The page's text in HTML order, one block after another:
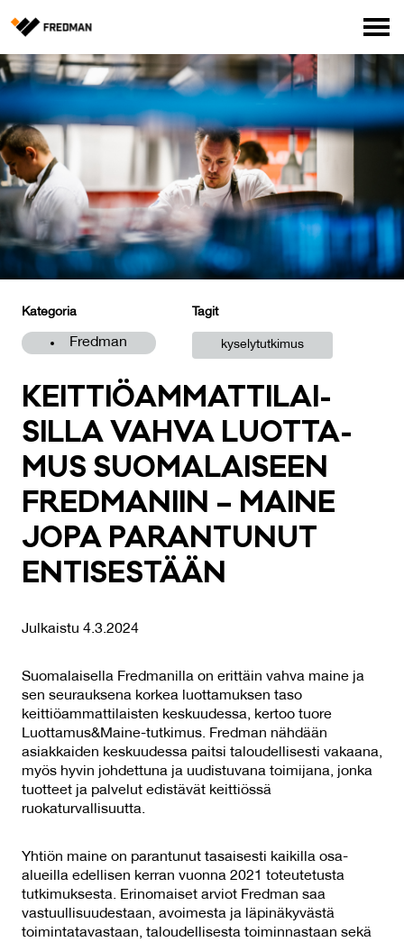
Media
Tehtaanmyymälä
Verkkokauppa ammattilaisille
Hae
English
Kategoria
Fredman
Tagit
kyselytutkimus
KEIT­TIÖAM­MAT­TI­LAI­
SIL­LA VAH­VA LUOT­TA­
MUS SUO­MA­LAI­SEEN
FRED­MA­NIIN – MAI­NE
JO­PA PA­RAN­TU­NUT
EN­TI­SES­TÄÄN
Julkaistu 4.3.2024
Suomalaisella Fredmanilla on erittäin vahva maine ja
sen seurauksena korkea luottamuksen taso
keittiöammattilaisten keskuudessa, kertoo tuore
Luottamus&Maine-tutkimus. Fredman nähdään
asiakkaiden keskuudessa paitsi taloudellisesti vakaana,
myös hyvin johdettuna ja uudistuvana toimijana, jonka
tuotteet ja palvelut edistävät keittiössä
ruokaturvallisuutta.
Yhtiön maine on parantunut tasaisesti kaikilla osa-
alueilla edellisen kerran vuonna 2021 toteutetusta
tutkimuksesta. Erinomaiset arviot Fredman saa
vastuullisuudestaan, avoimesta ja läpinäkyvästä
toimintatavastaan, taloudellisesta toiminnastaan sekä